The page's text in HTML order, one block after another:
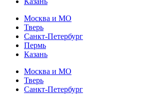
Москва и МО
Тверь
Санкт-Петербург
Пермь
Казань
Москва и МО
Тверь
Санкт-Петербург